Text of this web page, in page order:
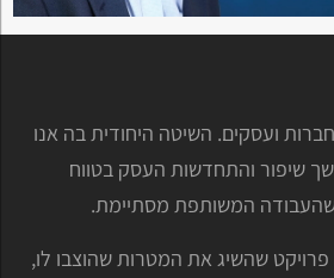
ועסקים. השיטה היחודית בה אנו
שיפור והתחדשות העסק בטווח
שהעבודה המשותפת מסתיימת.
שהשיג את המטרות שהוצבו לו,